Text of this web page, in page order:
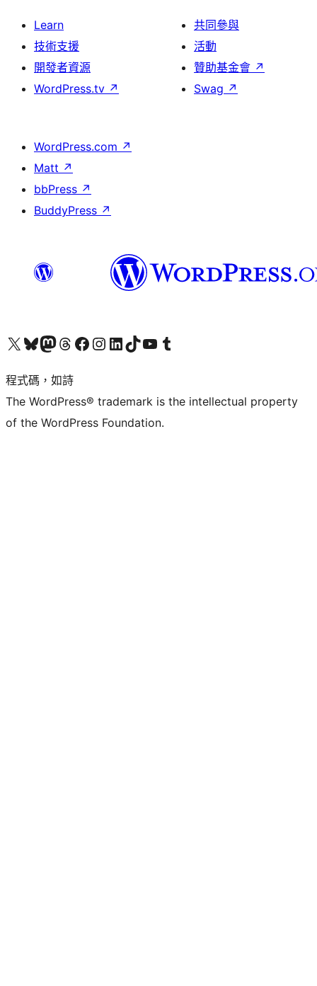
Learn
技術支援
開發者資源
WordPress.tv ↗
共同參與
活動
贊助基金會 ↗
Swag ↗
WordPress.com ↗
Matt ↗
bbPress ↗
BuddyPress ↗
查看我們的 X (之前的 Twitter) 帳號造訪我們的 Bluesky 帳號造訪我們的 Mastodon 帳號造訪我們的 Threads 帳號 造訪我們的 Facebook 粉絲專頁Visit our Instagram account
Visit our LinkedIn account
造訪我們的 TikTok 帳號Visit our YouTube channel
造訪我們的 Tumblr 帳號
程式碼，如詩
The WordPress® trademark is the intellectual property
of the WordPress Foundation.